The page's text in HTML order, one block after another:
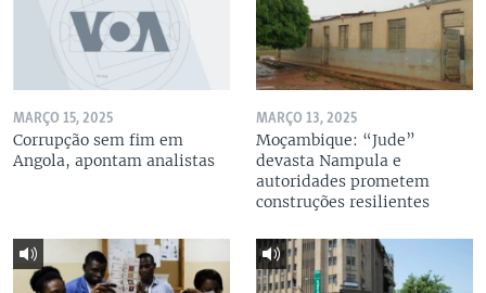
MARÇO 15, 2025
Corrupção sem fim em
Angola, apontam analistas
MARÇO 13, 2025
Moçambique: “Jude”
devasta Nampula e
autoridades prometem
construções resilientes